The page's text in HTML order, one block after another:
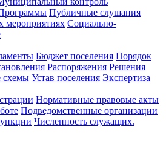
Публичные слушания
мероприятиях Социально-
Бюджет поселения Порядок
Распоряжения Решения
схемы Устав поселения Экспертиза
Нормативные правовые акты
Подведомственные организации
Численность служащих.